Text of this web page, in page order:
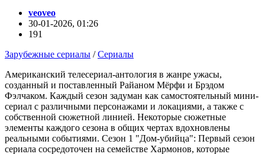
veoveo
30-01-2026, 01:26
191
Зарубежные сериалы /Сериалы
Американский телесериал-антология в жанре ужасы,
созданный и поставленный Райаном Мёрфи и Брэдом
Фэлчаком. Каждый сезон задуман как самостоятельный мини-
сериал с различными персонажами и локациями, а также с
собственной сюжетной линией. Некоторые сюжетные
элементы каждого сезона в общих чертах вдохновлены
реальными событиями. Сезон 1 "Дом-убийца": Первый сезон
сериала сосредоточен на семействе Хармонов, которые